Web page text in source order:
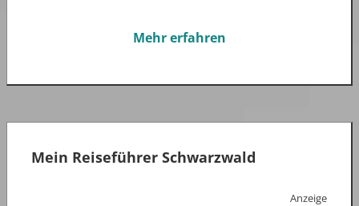
Mehr erfahren
Mein Reiseführer Schwarzwald
Anzeige